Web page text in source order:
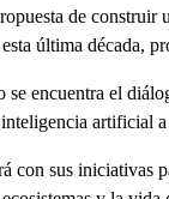
de
última década,
se encuentra el
artificial
sus iniciativas